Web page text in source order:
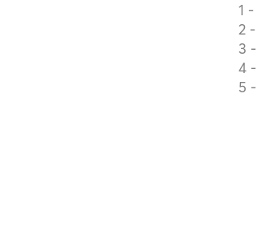
1 -
2 -
3 -
4 -
5 -